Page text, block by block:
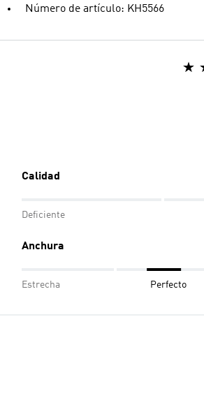
Número de artículo: KH5566
Calidad
Deficiente
Anchura
Estrecha Perfecto